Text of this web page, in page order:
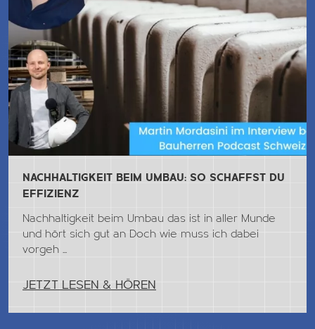
NACHHALTIGKEIT BEIM UMBAU: SO SCHAFFST DU
EFFIZIENZ
Nachhaltigkeit beim Umbau das ist in aller Munde
und hört sich gut an Doch wie muss ich dabei
vorgeh ...
JETZT LESEN & HÖREN